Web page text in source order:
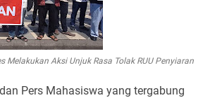
Aksi Unjuk Rasa Tolak RUU Penyiaran
Pers Mahasiswa yang tergabung